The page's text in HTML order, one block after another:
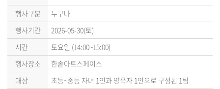
행사구분
누구나
행사기간
2026-05-30(토)
시간
토요일 (14:00~15:00)
행사장소
한솥아트스페이스
대상
초등~중등 자녀 1인과 양육자 1인으로 구성된 1팀